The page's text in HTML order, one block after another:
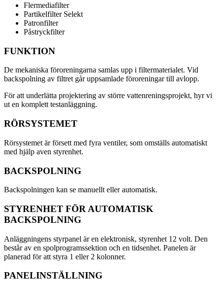
Flermediafilter
Partikelfilter Selekt
Patronfilter
Påstryckfilter
FUNKTION
De mekaniska föroreningarna samlas upp i filtermaterialet. Vid
backspolning av filtret går uppsamlade föroreningar till avlopp.
För att underlätta projektering av större vattenreningsprojekt, hyr vi
ut en komplett testanläggning.
RÖRSYSTEMET
Rörsystemet är försett med fyra ventiler, som omställs automatiskt
med hjälp aven styrenhet.
BACKSPOLNING
Backspolningen kan se manuellt eller automatisk.
STYRENHET FÖR AUTOMATISK
BACKSPOLNING
Anläggningens styrpanel är en elektronisk, styrenhet 12 volt. Den
består av en spolprogramssektion och en tidsenhet. Panelen är
planerad för att styra 1 eller 2 kolonner.
PANELINSTÄLLNING